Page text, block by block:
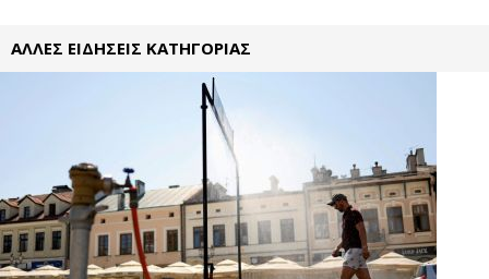
ΑΛΛΕΣ ΕΙΔΗΣΕΙΣ ΚΑΤΗΓΟΡΙΑΣ